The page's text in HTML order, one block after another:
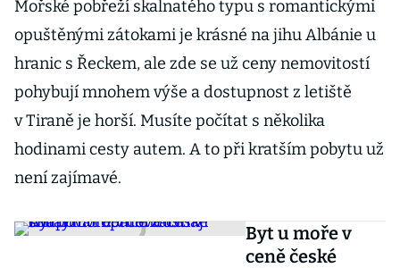
Mořské pobřeží skalnatého typu s romantickými
opuštěnými zátokami je krásné na jihu Albánie u
hranic s Řeckem, ale zde se už ceny nemovitostí
pohybují mnohem výše a dostupnost z letiště
v Tiraně je horší. Musíte počítat s několika
hodinami cesty autem. A to při kratším pobytu už
není zajímavé.
Byt u moře v
ceně české